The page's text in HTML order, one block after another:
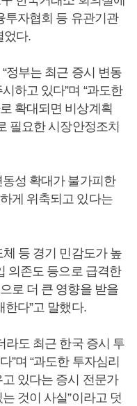
투자협회 등 유관기관
었다.
정부는 최근 증시 변동
하고 있다”며 “과도한
확대되면 비상계획
필요한 시장안정조치
성 확대가 불가피한
게 위축되고 있다는
등 경기 민감도가 높
의존도 등으로 급격한
로 더 큰 영향을 받을
다”고 말했다.
라도 최근 한국 증시 투
”며 “과도한 투자심리
있다는 증시 전문가
것이 사실”이라고 덧